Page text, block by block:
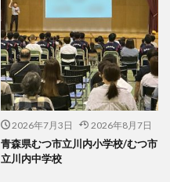
2026年7月3日 2026年8月7日
青森県むつ市立川内小学校/むつ市
立川内中学校